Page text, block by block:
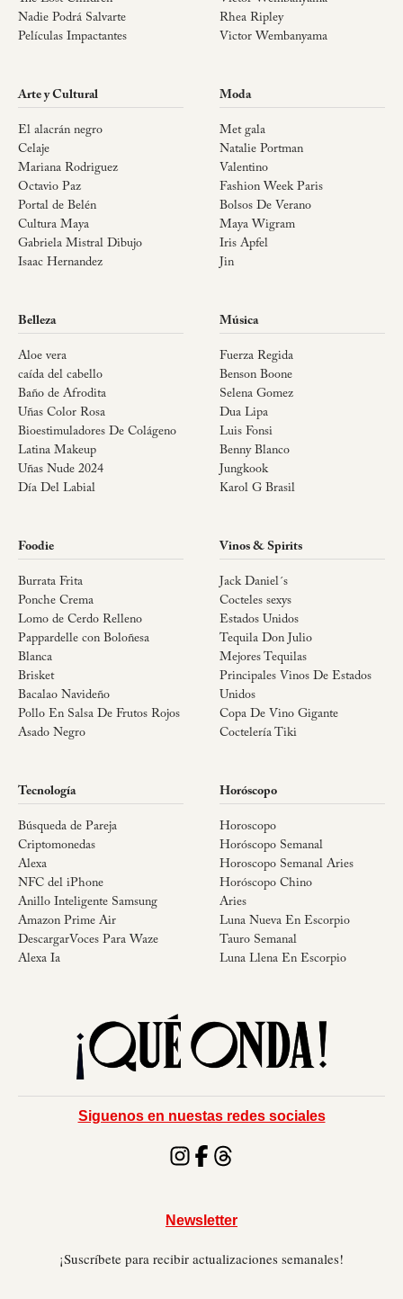
Nadie Podrá Salvarte
Películas Impactantes
Rhea Ripley
Victor Wembanyama
Arte y Cultural
El alacrán negro
Celaje
Mariana Rodriguez
Octavio Paz
Portal de Belén
Cultura Maya
Gabriela Mistral Dibujo
Isaac Hernandez
Moda
Met gala
Natalie Portman
Valentino
Fashion Week Paris
Bolsos De Verano
Maya Wigram
Iris Apfel
Jin
Belleza
Aloe vera
caída del cabello
Baño de Afrodita
Uñas Color Rosa
Bioestimuladores De Colágeno
Latina Makeup
Uñas Nude 2024
Día Del Labial
Música
Fuerza Regida
Benson Boone
Selena Gomez
Dua Lipa
Luis Fonsi
Benny Blanco
Jungkook
Karol G Brasil
Foodie
Burrata Frita
Ponche Crema
Lomo de Cerdo Relleno
Pappardelle con Boloñesa
Blanca
Brisket
Bacalao Navideño
Pollo En Salsa De Frutos Rojos
Asado Negro
Vinos & Spirits
Jack Daniel´s
Cocteles sexys
Estados Unidos
Tequila Don Julio
Mejores Tequilas
Principales Vinos De Estados
Unidos
Copa De Vino Gigante
Coctelería Tiki
Tecnología
Búsqueda de Pareja
Criptomonedas
Alexa
NFC del iPhone
Anillo Inteligente Samsung
Amazon Prime Air
DescargarVoces Para Waze
Alexa Ia
Horóscopo
Horoscopo
Horóscopo Semanal
Horoscopo Semanal Aries
Horóscopo Chino
Aries
Luna Nueva En Escorpio
Tauro Semanal
Luna Llena En Escorpio
Siguenos en nuestas redes sociales
Newsletter
¡Suscríbete para recibir actualizaciones semanales!